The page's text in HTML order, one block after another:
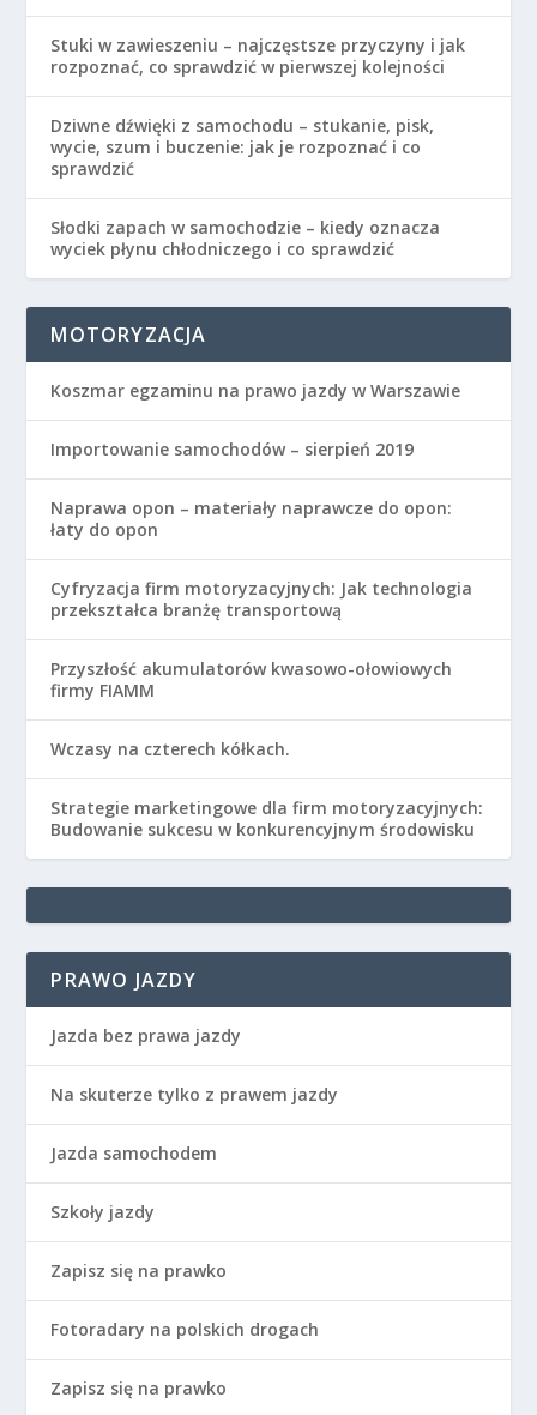
Stuki w zawieszeniu – najczęstsze przyczyny i jak
rozpoznać, co sprawdzić w pierwszej kolejności
Dziwne dźwięki z samochodu – stukanie, pisk,
wycie, szum i buczenie: jak je rozpoznać i co
sprawdzić
Słodki zapach w samochodzie – kiedy oznacza
wyciek płynu chłodniczego i co sprawdzić
MOTORYZACJA
Koszmar egzaminu na prawo jazdy w Warszawie
Importowanie samochodów – sierpień 2019
Naprawa opon – materiały naprawcze do opon:
łaty do opon
Cyfryzacja firm motoryzacyjnych: Jak technologia
przekształca branżę transportową
Przyszłość akumulatorów kwasowo-ołowiowych
firmy FIAMM
Wczasy na czterech kółkach.
Strategie marketingowe dla firm motoryzacyjnych:
Budowanie sukcesu w konkurencyjnym środowisku
PRAWO JAZDY
Jazda bez prawa jazdy
Na skuterze tylko z prawem jazdy
Jazda samochodem
Szkoły jazdy
Zapisz się na prawko
Fotoradary na polskich drogach
Zapisz się na prawko